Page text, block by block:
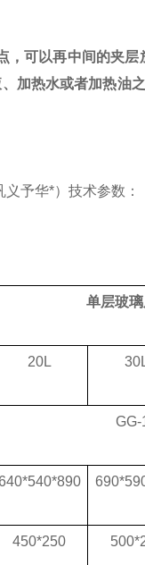
以再中间的夹层
加热水或者加热油
予华*）技术参数：
单层玻
20L
GG-
450*250